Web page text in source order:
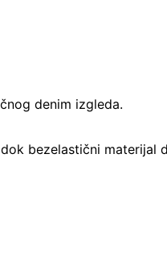
denim izgleda.
bezelastični materijal